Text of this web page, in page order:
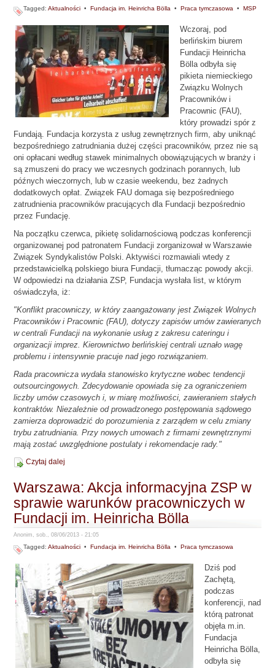
Tagged:Aktualności •Fundacja im. Heinricha Bölla •Praca tymczasowa •MSP
Wczoraj, pod
berlińskim biurem
Fundacji Heinricha
Bölla odbyła się
pikieta niemieckiego
Związku Wolnych
Pracowników i
Pracownic (FAU),
który prowadzi spór z
Fundają. Fundacja korzysta z usług zewnętrznych firm, aby uniknąć
bezpośredniego zatrudniania dużej części pracowników, przez nie są
oni opłacani według stawek minimalnych obowiązujących w branży i
są zmuszeni do pracy we wczesnych godzinach porannych, lub
późnych wieczornych, lub w czasie weekendu, bez żadnych
dodatkowych opłat. Związek FAU domaga się bezpośredniego
zatrudnienia pracowników pracujących dla Fundacji bezpośrednio
przez Fundację.
Na początku czerwca, pikietę solidarnościową podczas konferencji
organizowanej pod patronatem Fundacji zorganizował w Warszawie
Związek Syndykalistów Polski. Aktywiści rozmawiali wtedy z
przedstawicielką polskiego biura Fundacji, tłumacząc powody akcji.
W odpowiedzi na działania ZSP, Fundacja wysłała list, w którym
oświadczyła, iż:
"Konflikt pracowniczy, w który zaangażowany jest Związek Wolnych
Pracowników i Pracownic (FAU), dotyczy zapisów umów zawieranych
w centrali Fundacji na wykonanie usług z zakresu cateringu i
organizacji imprez. Kierownictwo berlińskiej centrali uznało wagę
problemu i intensywnie pracuje nad jego rozwiązaniem.
Rada pracownicza wydała stanowisko krytyczne wobec tendencji
outsourcingowych. Zdecydowanie opowiada się za ograniczeniem
liczby umów czasowych i, w miarę możliwości, zawieraniem stałych
kontraktów. Niezależnie od prowadzonego postępowania sądowego
zamierza doprowadzić do porozumienia z zarządem w celu zmiany
trybu zatrudniania. Przy nowych umowach z firmami zewnętrznymi
mają zostać uwzględnione postulaty i rekomendacje rady."
Czytaj dalej
Warszawa: Akcja informacyjna ZSP w
sprawie warunków pracowniczych w
Fundacji im. Heinricha Bölla
Anonim, sob., 08/06/2013 - 21:05
Tagged:Aktualności •Fundacja im. Heinricha Bölla •Praca tymczasowa
Dziś pod
Zachętą,
podczas
konferencji, nad
którą patronat
objęła m.in.
Fundacja
Heinricha Bölla,
odbyła się